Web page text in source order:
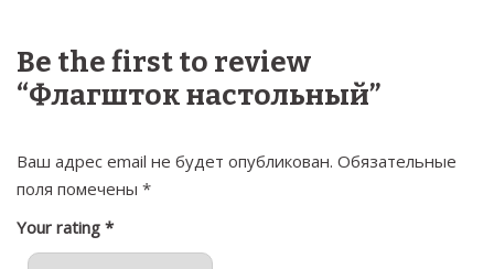
Be the first to review
“Флагшток настольный”
Ваш адрес email не будет опубликован. Обязательные
поля помечены *
Your rating *